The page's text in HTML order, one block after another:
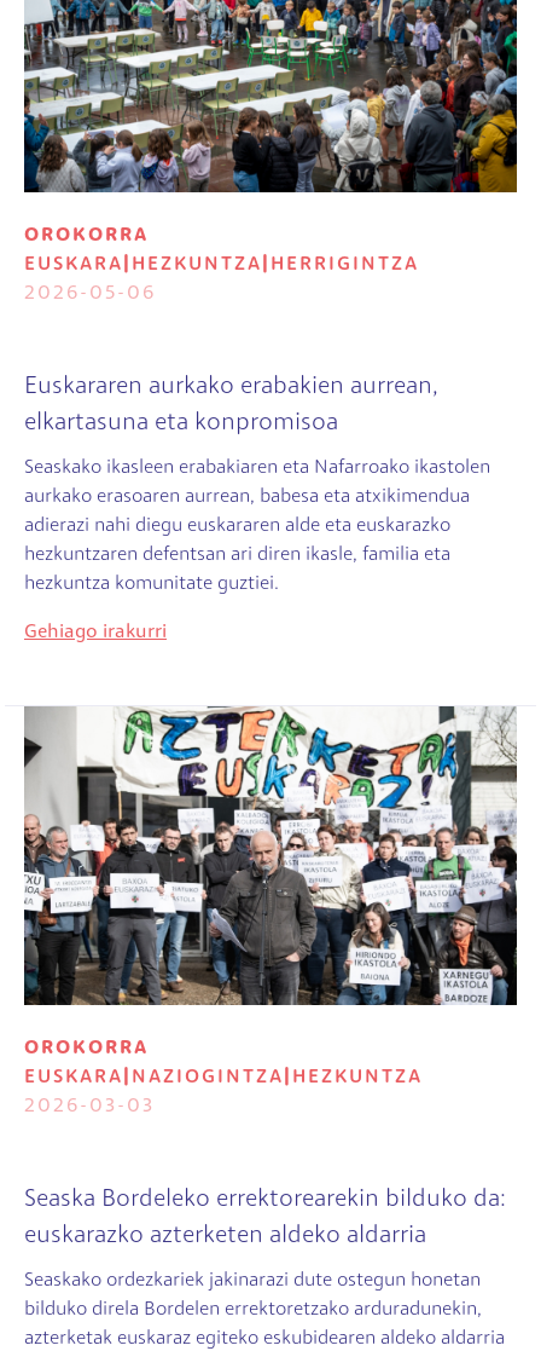
OROKORRA
EUSKARA
HEZKUNTZA
HERRIGINTZA
2026-05-06
Euskararen aurkako erabakien aurrean,
elkartasuna eta konpromisoa
Seaskako ikasleen erabakiaren eta Nafarroako ikastolen
aurkako erasoaren aurrean, babesa eta atxikimendua
adierazi nahi diegu euskararen alde eta euskarazko
hezkuntzaren defentsan ari diren ikasle, familia eta
hezkuntza komunitate guztiei.
Gehiago irakurri
OROKORRA
EUSKARA
NAZIOGINTZA
HEZKUNTZA
2026-03-03
Seaska Bordeleko errektorearekin bilduko da:
euskarazko azterketen aldeko aldarria
Seaskako ordezkariek jakinarazi dute ostegun honetan
bilduko direla Bordelen errektoretzako arduradunekin,
azterketak euskaraz egiteko eskubidearen aldeko aldarria